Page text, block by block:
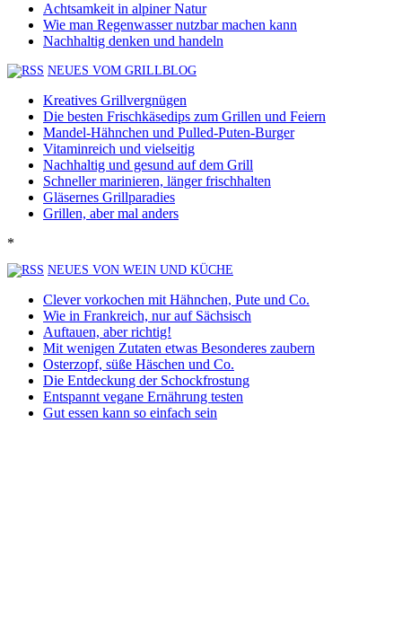
Achtsamkeit in alpiner Natur
Wie man Regenwasser nutzbar machen kann
Nachhaltig denken und handeln
NEUES VOM GRILLBLOG
Kreatives Grillvergnügen
Die besten Frischkäsedips zum Grillen und Feiern
Mandel-Hähnchen und Pulled-Puten-Burger
Vitaminreich und vielseitig
Nachhaltig und gesund auf dem Grill
Schneller marinieren, länger frischhalten
Gläsernes Grillparadies
Grillen, aber mal anders
*
NEUES VON WEIN UND KÜCHE
Clever vorkochen mit Hähnchen, Pute und Co.
Wie in Frankreich, nur auf Sächsisch
Auftauen, aber richtig!
Mit wenigen Zutaten etwas Besonderes zaubern
Osterzopf, süße Häschen und Co.
Die Entdeckung der Schockfrostung
Entspannt vegane Ernährung testen
Gut essen kann so einfach sein